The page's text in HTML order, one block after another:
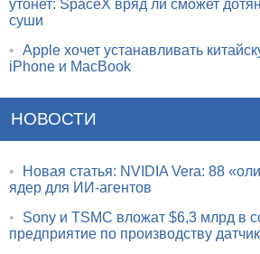
утонет: SpaceX вряд ли сможет
суши
• Apple хочет устанавливать
iPhone и MacBook
НОВОСТИ
•
Новая статья: NVIDIA Vera: 88
ядер для ИИ-агентов
•
Sony и TSMC вложат $6,3 млрд в
предприятие по производству